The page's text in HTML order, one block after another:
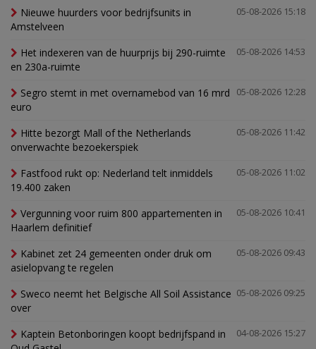
05-08-2026 15:18
Nieuwe huurders voor bedrijfsunits in
Amstelveen
05-08-2026 14:53
Het indexeren van de huurprijs bij 290-ruimte
en 230a-ruimte
05-08-2026 12:28
Segro stemt in met overnamebod van 16 mrd
euro
05-08-2026 11:42
Hitte bezorgt Mall of the Netherlands
onverwachte bezoekerspiek
05-08-2026 11:02
Fastfood rukt op: Nederland telt inmiddels
19.400 zaken
05-08-2026 10:41
Vergunning voor ruim 800 appartementen in
Haarlem definitief
05-08-2026 09:43
Kabinet zet 24 gemeenten onder druk om
asielopvang te regelen
05-08-2026 09:25
Sweco neemt het Belgische All Soil Assistance
over
04-08-2026 15:27
Kaptein Betonboringen koopt bedrijfspand in